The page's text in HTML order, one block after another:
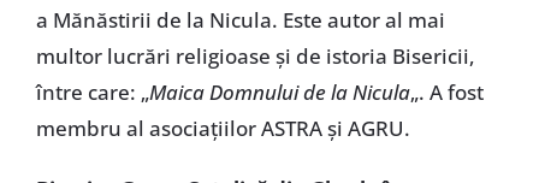
a Mănăstirii de la Nicula. Este autor al mai
multor lucrări religioase și de istoria Bisericii,
între care: „Maica Domnului de la Nicula„. A fost
membru al asociațiilor ASTRA și AGRU.